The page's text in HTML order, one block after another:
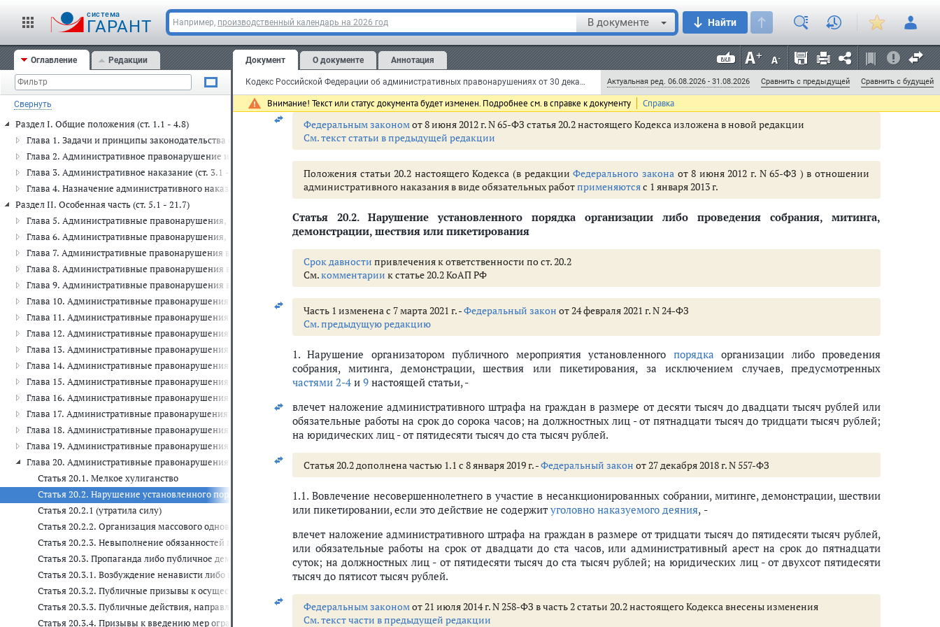
cистема
ГАРАНТ Например, производственный календарь на 2026 год В документе Найти
Оглавление Редакции
Свернуть
Раздел I. Общие положения (ст. 1.1 - 4.8)
Глава 1. Задачи и принципы законодательства об административных правонарушениях (ст. 1.1 - 1.8)
Глава 2. Административное правонарушение и административная ответственность (ст. 2.1 - 2.10)
Глава 3. Административное наказание (ст. 3.1 - 3.14)
Глава 4. Назначение административного наказания (ст. 4.1 - 4.8)
Раздел II. Особенная часть (ст. 5.1 - 21.7)
Глава 5. Административные правонарушения, посягающие на права граждан (ст. 5.1 - 5.69)
Глава 6. Административные правонарушения, посягающие на здоровье, санитарно-эпидемиологическое благополучие населения и общественную нравственность (ст. 6.1 - 6.36)
Глава 7. Административные правонарушения в области охраны собственности (ст. 7.1 - 7.35)
Глава 8. Административные правонарушения в области охраны окружающей среды, природопользования и обращения с животными (ст. 8.1 - 8.55)
Глава 9. Административные правонарушения в промышленности, строительстве и энергетике (ст. 9.1 - 9.24)
Глава 10. Административные правонарушения в сельском хозяйстве, ветеринарии и мелиорации земель (ст. 10.1 - 10.14)
Глава 11. Административные правонарушения на транспорте (ст. 11.1 - 11.33)
Глава 12. Административные правонарушения в области дорожного движения (ст. 12.1 - 12.37)
Глава 13. Административные правонарушения в области связи и информации (ст. 13.1 - 13.56)
Глава 14. Административные правонарушения в области предпринимательской деятельности и деятельности саморегулируемых организаций (ст. 14.1 - 14.68)
Глава 15. Административные правонарушения в области финансов, налогов и сборов, страхования, рынка ценных бумаг, добычи, производства, использования и обращения драгоценных металлов и
Глава 16. Административные правонарушения в области таможенного дела (нарушения таможенных правил) (ст. 16.1 - 16.24)
Глава 17. Административные правонарушения, посягающие на институты государственной власти (ст. 17.1 - 17.17)
Глава 18. Административные правонарушения в области защиты Государственной границы РФ и обеспечения режима пребывания иностранных граждан или лиц без гражданства на территории РФ (ст. 18.1 -
Глава 19. Административные правонарушения против порядка управления (ст. 19.1 - 19.38)
Глава 20. Административные правонарушения, посягающие на общественный порядок и общественную безопасность (ст. 20.1 - 20.37)
Статья 20.1. Мелкое хулиганство
Статья 20.2. Нарушение установленного порядка организации либо проведения собрания, митинга, демонстрации, шествия или пикетирования
Статья 20.2.1 (утратила силу)
Статья 20.2.2. Организация массового одновременного пребывания и (или) передвижения граждан в общественных местах, повлекших нарушение общественного порядка
Статья 20.2.3. Невыполнение обязанностей по информированию граждан, органа исполнительной власти субъекта Российской Федерации или органа местного самоуправления о принятии организатором
Статья 20.3. Пропаганда либо публичное демонстрирование нацистской атрибутики или символики, либо атрибутики или символики экстремистских организаций, либо иных атрибутики или символики,
Статья 20.3.1. Возбуждение ненависти либо вражды, а равно унижение человеческого достоинства
Статья 20.3.2. Публичные призывы к осуществлению действий, направленных на нарушение территориальной целостности Российской Федерации
Статья 20.3.3. Публичные действия, направленные на дискредитацию использования Вооруженных Сил Российской Федерации в целях защиты интересов Российской Федерации и ее граждан,
Статья 20.3.4. Призывы к введению мер ограничительного характера в отношении Российской Федерации, граждан Российской Федерации или российских юридических лиц
Документ О документе Аннотация
Кодекс Российской Федерации об административных правонарушениях от 30 декабря 2001 г. N 195-ФЗ (КоАП РФ) (с изменениями и дополнениями) Актуальная ред. 06.08.2026 - 31.08.2026 Сравнить с предыдущей Сравнить с будущей
Внимание! Текст или статус документа будет изменен. Подробнее см. в справке к документу Справка
административный арест на срок до пятнадцати суток.
Статья 20.1 дополнена примечанием с 29 марта 2019 г. -Федеральный законот 18 марта 2019 г. N 28-ФЗ
Примечание.Обо всех случаях возбуждения дел об административных правонарушениях, предусмотренныхчастями
3 - 5настоящей статьи, в течение двадцати четырех часов уведомляются органы прокуратуры Российской Федерации.
Федеральным закономот 8 июня 2012 г. N 65-ФЗ статья 20.2 настоящего Кодекса изложена в новой редакции
См. текст статьи в предыдущей редакции
Положения статьи 20.2 настоящего Кодекса (в редакцииФедерального законаот 8 июня 2012 г. N 65-ФЗ ) в отношении
административного наказания в виде обязательных работприменяютсяс 1 января 2013 г.
Статья 20.2.Нарушение установленного порядка организации либо проведения собрания, митинга,
демонстрации, шествия или пикетирования
Cрок давности привлечения к ответственности по ст. 20.2
См.комментарии к статье 20.2 КоАП РФ
Часть 1 изменена с 7 марта 2021 г. -Федеральный закон от 24 февраля 2021 г. N 24-ФЗ
См. предыдущую редакцию
1. Нарушение организатором публичного мероприятия установленного порядка организации либо проведения
собрания, митинга, демонстрации, шествия или пикетирования, за исключением случаев, предусмотренных
частями 2-4 и 9 настоящей статьи, -
влечет наложение административного штрафа на граждан в размере от десяти тысяч до двадцати тысяч рублей или
обязательные работы на срок до сорока часов; на должностных лиц - от пятнадцати тысяч до тридцати тысяч рублей;
на юридических лиц - от пятидесяти тысяч до ста тысяч рублей.
Статья 20.2 дополнена частью 1.1 с 8 января 2019 г. -Федеральный закон от 27 декабря 2018 г. N 557-ФЗ
1.1. Вовлечение несовершеннолетнего в участие в несанкционированных собрании, митинге, демонстрации, шествии
или пикетировании, если это действие не содержит уголовно наказуемого деяния, -
влечет наложение административного штрафа на граждан в размере от тридцати тысяч до пятидесяти тысяч рублей,
или обязательные работы на срок от двадцати до ста часов, или административный арест на срок до пятнадцати
суток; на должностных лиц - от пятидесяти тысяч до ста тысяч рублей; на юридических лиц - от двухсот пятидесяти
тысяч до пятисот тысяч рублей.
Федеральным закономот 21 июля 2014 г. N 258-ФЗ в часть 2 статьи 20.2 настоящего Кодекса внесены изменения
См. текст части в предыдущей редакции